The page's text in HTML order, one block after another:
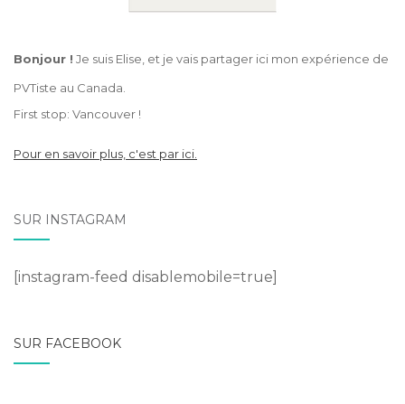
Bonjour ! Je suis Elise, et je vais partager ici mon expérience de
PVTiste au Canada.
First stop: Vancouver !
Pour en savoir plus, c'est par ici.
SUR INSTAGRAM
[instagram-feed disablemobile=true]
SUR FACEBOOK